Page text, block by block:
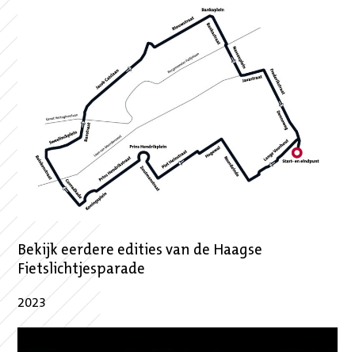
Bekijk eerdere edities van de Haagse
Fietslichtjesparade
2023